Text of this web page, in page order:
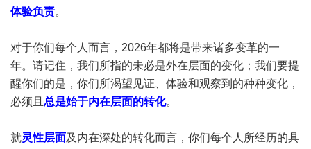
体验负责。
对于你们每个人而言，2026年都将是带来诸多变革的一
年。请记住，我们所指的未必是外在层面的变化；我们要提
醒你们的是，你们所渴望见证、体验和观察到的种种变化，
必须且 总是始于内在层面的转化。
就灵性层面及内在深处的转化而言，你们每个人所经历的具